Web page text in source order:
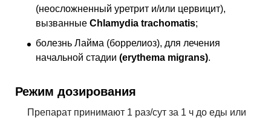
(неосложненный уретрит и/или цервицит),
вызванныеChlamydia trachomatis;
болезнь Лайма (боррелиоз), для лечения
начальной стадии(erythema migrans).
Режим дозирования
Препарат принимают 1 раз/сут за 1 ч до еды или